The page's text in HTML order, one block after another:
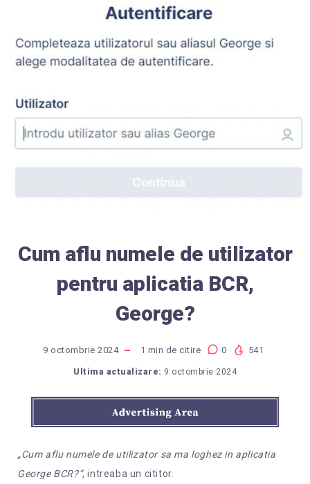
Cum aflu numele de utilizator
pentru aplicatia BCR,
George?
9 octombrie 2024 1 min de citire 0 541
Ultima actualizare: 9 octombrie 2024
„Cum aflu numele de utilizator sa ma loghez in aplicatia
George BCR?”, intreaba un cititor.